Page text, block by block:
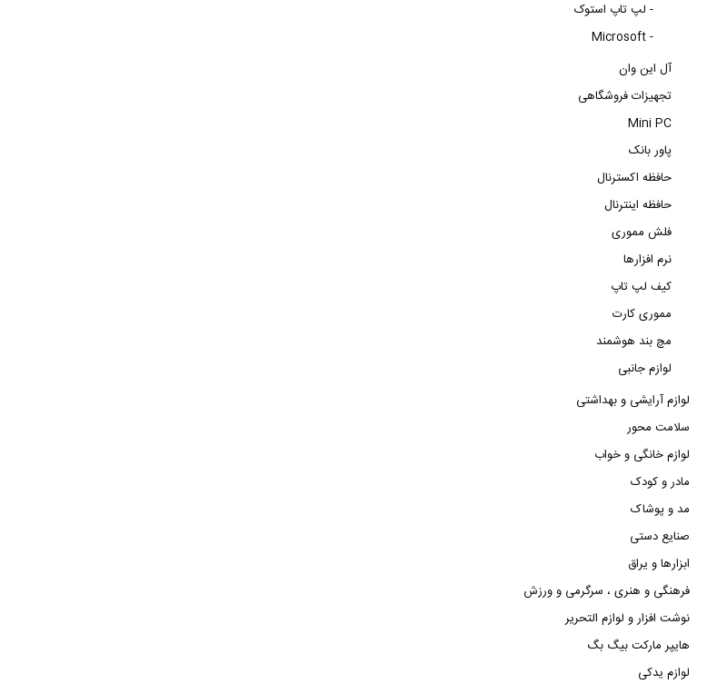
لپ تاپ استوک -
Microsoft -
آل این وان
تجهیزات فروشگاهی
Mini PC
پاور بانک
حافظه اکسترنال
حافظه اینترنال
فلش مموری
نرم افزارها
کیف لپ تاپ
مموری کارت
مچ بند هوشمند
لوازم جانبی
لوازم آرایشی و بهداشتی
سلامت محور
لوازم خانگی و خواب
مادر و کودک
مد و پوشاک
صنایع دستی
ابزارها و یراق
فرهنگی و هنری ، سرگرمی و ورزش
نوشت افزار و لوازم التحریر
هایپر مارکت بیگ بگ
لوازم یدکی